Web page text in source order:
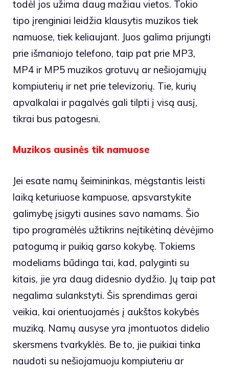
todėl jos užima daug mažiau vietos. Tokio
tipo įrenginiai leidžia klausytis muzikos tiek
namuose, tiek keliaujant. Juos galima prijungti
prie išmaniojo telefono, taip pat prie MP3,
MP4 ir MP5 muzikos grotuvų ar nešiojamųjų
kompiuterių ir net prie televizorių. Tie, kurių
apvalkalai ir pagalvės gali tilpti į visą ausį,
tikrai bus patogesni.
Muzikos ausinės tik namuose
Jei esate namų šeimininkas, mėgstantis leisti
laiką keturiuose kampuose, apsvarstykite
galimybę įsigyti ausines savo namams. Šio
tipo programėlės užtikrins neįtikėtiną dėvėjimo
patogumą ir puikią garso kokybę. Tokiems
modeliams būdinga tai, kad, palyginti su
kitais, jie yra daug didesnio dydžio. Jų taip pat
negalima sulankstyti. Šis sprendimas gerai
veikia, kai orientuojamės į aukštos kokybės
muziką. Namų ausyse yra įmontuotos didelio
skersmens tvarkyklės. Be to, jie puikiai tinka
naudoti su nešiojamuoju kompiuteriu ar